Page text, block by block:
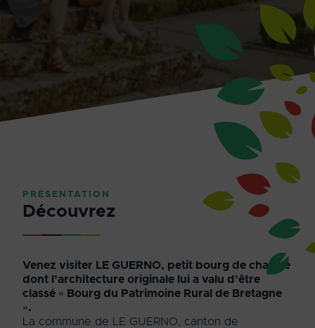
PRÉSENTATION
Découvrez
Venez visiter LE GUERNO, petit bourg de charme
dont l’architecture originale lui a valu d’être
classé « Bourg du Patrimoine Rural de Bretagne
».
La commune de LE GUERNO, canton de